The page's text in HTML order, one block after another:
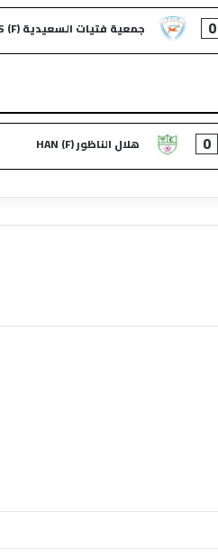
0 جمعية فتيات السعيدية (F) FCS
0 هلال الناظور (F) HAN